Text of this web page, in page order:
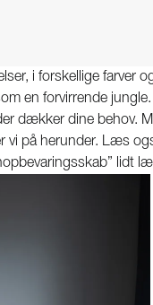
i forskellige farver
en forvirrende
dækker dine behov.
vi på herunder. Læs
lidt